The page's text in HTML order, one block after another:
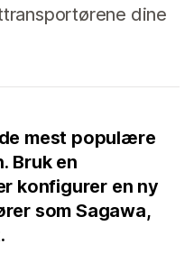
dine
mest populære
Bruk en
konfigurer en ny
som Sagawa,